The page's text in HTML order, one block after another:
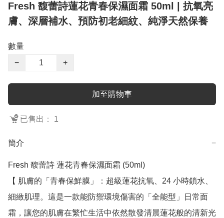
Fresh 馥蕾詩蓮花青春保濕面霜 50ml | 抗氧亮
膚、深層補水、預防初老細紋、純淨天然保養
數量
−
+
加至購物車
已售出： 1
簡介 −
Fresh 馥蕾詩 蓮花青春保濕面霜 (50ml)
【 肌膚的「青春保鮮膜」：超級蓮花抗氧、24 小時鎖水、
細緻肌理。這是一款能防禦環境傷害的「全能型」日常面
霜，讓您的肌膚在繁忙生活中依然散發清晨蓮花般的清新光